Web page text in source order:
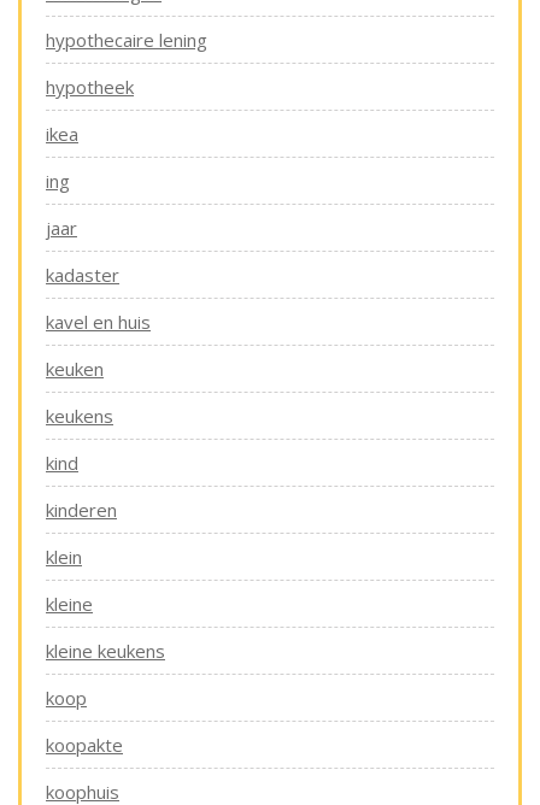
hypothecaire lening
hypotheek
ikea
ing
jaar
kadaster
kavel en huis
keuken
keukens
kind
kinderen
klein
kleine
kleine keukens
koop
koopakte
koophuis